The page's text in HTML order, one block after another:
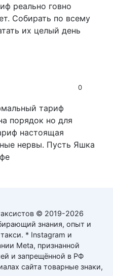
реально говно
Собирать по всему
их целый день
0
тариф
порядок но для
настоящая
нервы. Пусть Яшка
© 2019-2026
знания, опыт и
* Instagram и
Meta, признанной
и запрещённой в РФ
сайта товарные знаки,